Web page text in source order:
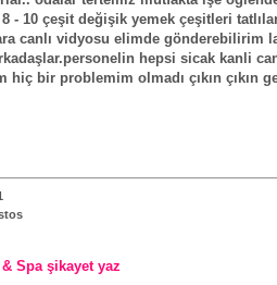
- 10 çeşit değişik yemek çeşitleri
canlı vidyosu elimde gönderebilirim
hepsi sicak kanli
hiç bir problemim olmadı çıkın çıkın
Spa şikayet yaz